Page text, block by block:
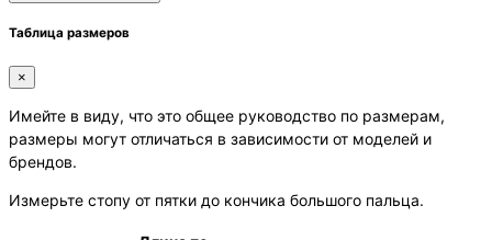
Таблица размеров
×
Имейте в виду, что это общее руководство по размерам,
размеры могут отличаться в зависимости от моделей и
брендов.
Измерьте стопу от пятки до кончика большого пальца.